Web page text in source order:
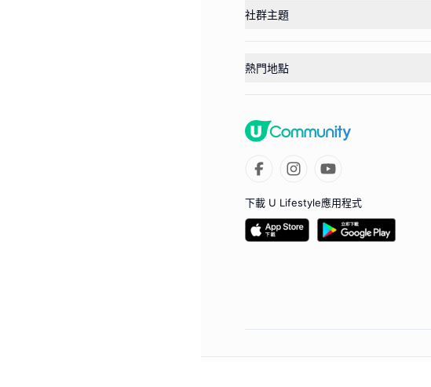
社群主題
熱門地點
下載 U Lifestyle應用程式